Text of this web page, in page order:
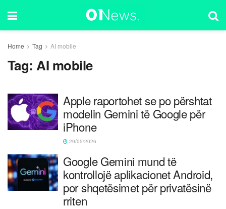
Home Tag AI mobile
Tag:AI mobile
Apple raportohet se po përshtat
modelin Gemini të Google për
iPhone
29/05/2026
Google Gemini mund të
kontrollojë aplikacionet Android,
por shqetësimet për privatësinë
rriten